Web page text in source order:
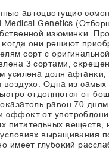
автоцветущие
Genetics
изюминки.
они решают
сорт с
3 сортами,
усилена доля
воздухе. Одна из
отделяются от
равен 70
от
питательных
выращивания
имеет глубокий